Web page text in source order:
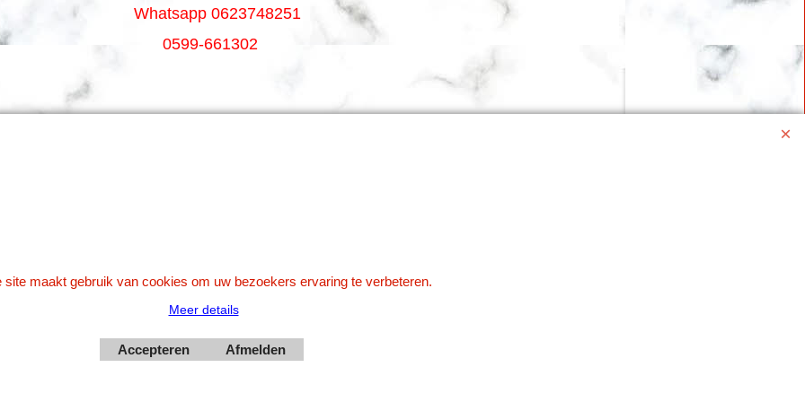
Whatsapp 0623748251
0599-661302
Webwinkel gemaakt met
ShopFactory webwinkel
software.
site maakt gebruik van cookies om uw bezoekers ervaring te verbeteren.
Meer details
Accepteren Afmelden